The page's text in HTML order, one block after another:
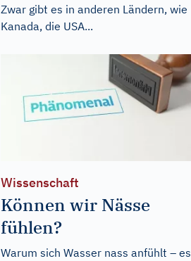
Zwar gibt es in anderen Ländern, wie
Kanada, die USA...
Wissenschaft
Können wir Nässe
fühlen?
Warum sich Wasser nass anfühlt – es